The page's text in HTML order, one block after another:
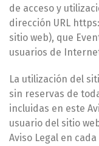
de acceso y
dirección URL
sitio web), que
usuarios de
La utilización del
sin reservas de
incluidas en este
usuario del sitio
Aviso Legal en